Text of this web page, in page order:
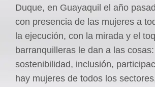
Duque, en Guayaquil el año
con presencia de las mujeres a
la ejecución, con la mirada y el
barranquilleras le dan a las
sostenibilidad, inclusión,
hay mujeres de todos los